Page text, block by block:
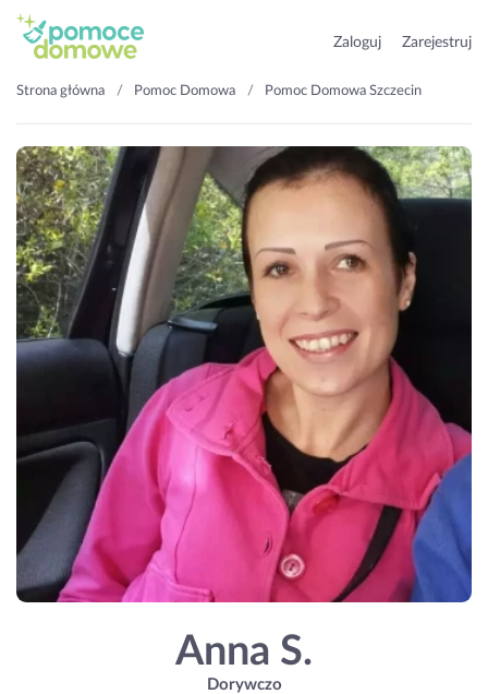
Zaloguj Zarejestruj
Strona główna Pomoc Domowa Pomoc Domowa Szczecin
Anna S.
Dorywczo